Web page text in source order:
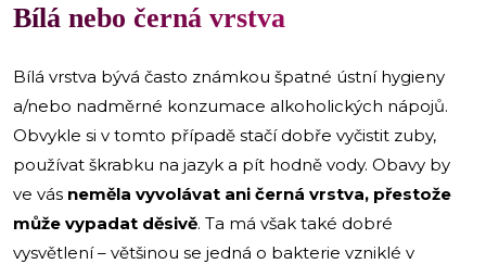
Bílá nebo černá vrstva
Bílá vrstva bývá často známkou špatné ústní hygieny
a/nebo nadměrné konzumace alkoholických nápojů.
Obvykle si v tomto případě stačí dobře vyčistit zuby,
používat škrabku na jazyk a pít hodně vody. Obavy by
ve vás neměla vyvolávat ani černá vrstva, přestože
může vypadat děsivě. Ta má však také dobré
vysvětlení – většinou se jedná o bakterie vzniklé v